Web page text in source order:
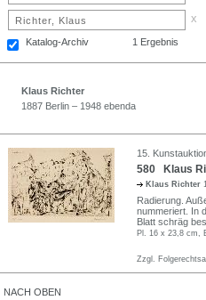
x
Katalog-Archiv 1 Ergebnis
Klaus Richter
1887 Berlin – 1948 ebenda
15.
580 Klaus
Klaus Richter
Radierung.
nummeriert. In
Blatt schräg
Pl. 16 x 23,8 cm,
Zzgl.
NACH OBEN